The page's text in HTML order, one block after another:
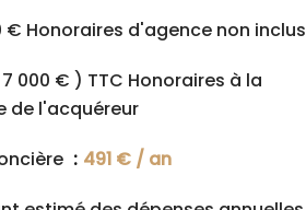
€ Honoraires d'agence non inclus
7 000 € ) TTC Honoraires à la
de l'acquéreur
491 € / an